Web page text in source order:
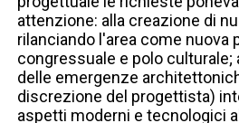
attenzione: alla creazione di
rilanciando l'area come nuova
congressuale e polo culturale;
delle emergenze
discrezione del progettista)
aspetti moderni e tecnologici